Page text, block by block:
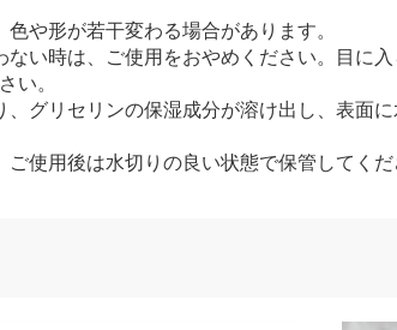
や形が若干変わる場合があります。
い時は、ご使用をおやめください。目に
い。
グリセリンの保湿成分が溶け出し、表面
使用後は水切りの良い状態で保管してくだ